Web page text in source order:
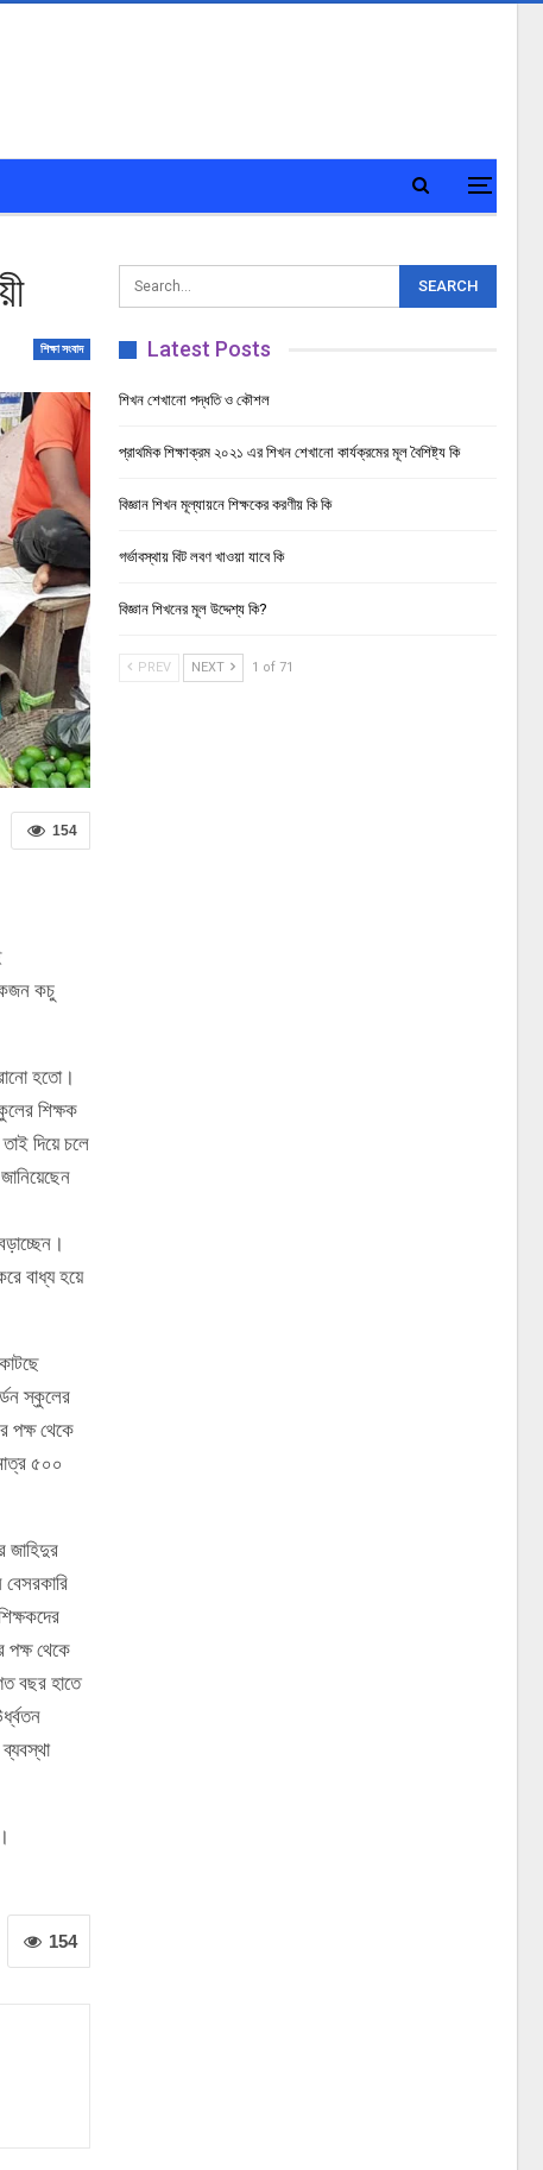
শিক্ষা সংবাদ
154
কচু
হতো।
শিক্ষক
দিয়ে চলে
বাধ্য হয়ে
স্কুলের
পক্ষ থেকে
৫০০
জাহিদুর
থেকে
বছর হাতে
154
Latest Posts
শিখন শেখানো পদ্ধতি ও কৌশল
প্রাথমিক শিক্ষাক্রম ২০২১ এর শিখন শেখানো কার্যক্রমের মূল বৈশিষ্ট্য কি
বিজ্ঞান শিখন মূল্যায়নে শিক্ষকের করণীয় কি কি
গর্ভাবস্থায় বিট লবণ খাওয়া যাবে কি
বিজ্ঞান শিখনের মূল উদ্দেশ্য কি?
PREV NEXT 1 of 71